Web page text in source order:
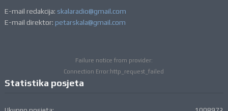
E-mail redakcija: skalaradio@gmail.com
E-mail direktor: petarskala@gmail.com
Failure notice from provider:
Connection Error:http_request_failed
Statistika posjeta